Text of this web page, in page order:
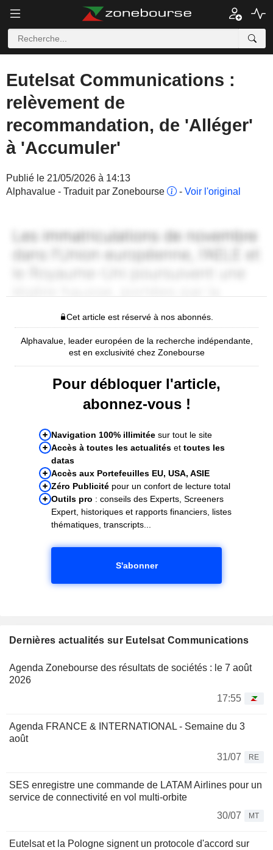
Eutelsat Communications :
relèvement de
recommandation, de 'Alléger'
à 'Accumuler'
Publié le 21/05/2026 à 14:13
Alphavalue - Traduit par Zonebourse
- Voir l'original
Cet article est réservé à nos abonnés.
Alphavalue, leader européen de la recherche indépendante,
est en exclusivité chez Zonebourse
Pour débloquer l'article,
abonnez-vous !
Navigation 100% illimitée sur tout le site
Accès à toutes les actualités et toutes les
datas
Accès aux Portefeuilles EU, USA, ASIE
Zéro Publicité pour un confort de lecture total
Outils pro : conseils des Experts, Screeners
Expert, historiques et rapports financiers, listes
thématiques, transcripts...
S'abonner
Dernières actualités sur Eutelsat Communications
Agenda Zonebourse des résultats de sociétés : le 7 août
2026
17:55
Agenda FRANCE & INTERNATIONAL - Semaine du 3
août
31/07
RE
SES enregistre une commande de LATAM Airlines pour un
service de connectivité en vol multi-orbite
30/07
MT
Eutelsat et la Pologne signent un protocole d'accord sur